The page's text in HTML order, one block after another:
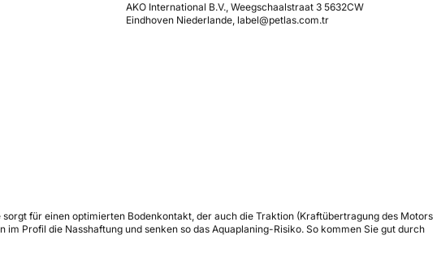
AKO International B.V., Weegschaalstraat 3 5632CW
Eindhoven Niederlande, label@petlas.com.tr
für einen optimierten Bodenkontakt, der auch die Traktion (Kraftübertragung des Motors
Profil die Nasshaftung und senken so das Aquaplaning-Risiko. So kommen Sie gut durch